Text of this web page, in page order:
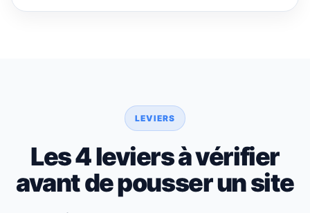
LEVIERS
Les 4 leviers à vérifier
avant de pousser un site